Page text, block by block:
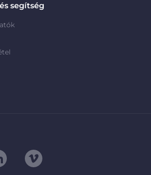
segítség